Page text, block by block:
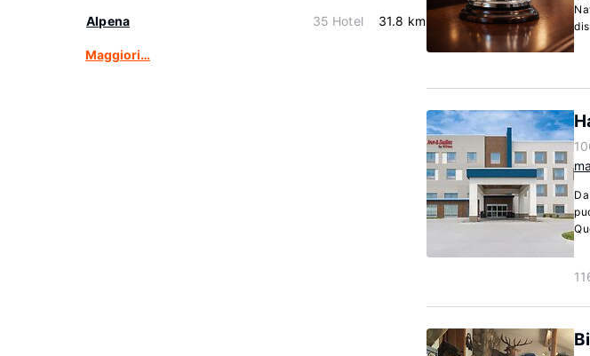
Alpena 35 Hotel 31.8 km
Maggiori…